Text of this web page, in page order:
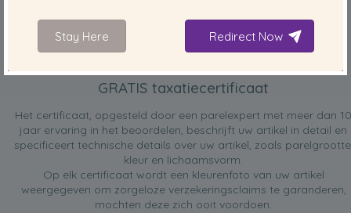
GRATIS taxatiecertificaat
Het certificaat, opgesteld door een parelexpert met meer dan 10
jaar ervaring in het beoordelen, beschrijft uw artikel in detail en
specificeert technische details over uw artikel, zoals
kleur en lichaamsvorm.
Op elk certificaat wordt een kleurenfoto van uw artikel
weergegeven om zorgeloze verzekeringsclaims te garanderen,
mochten deze zich ooit voordoen.
Stay Here Redirect Now